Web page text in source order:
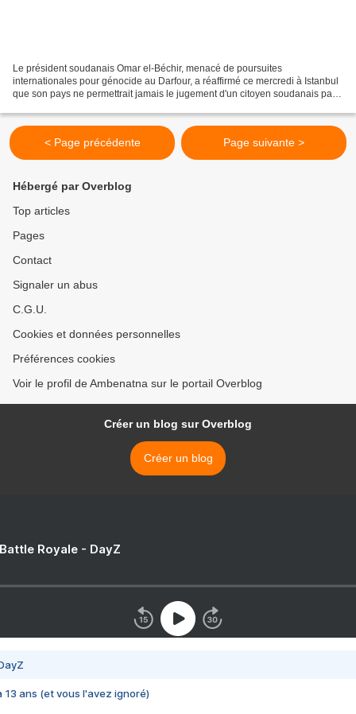
Le président soudanais Omar el-Béchir, menacé de poursuites
internationales pour génocide au Darfour, a réaffirmé ce mercredi à Istanbul
que son pays ne permettrait jamais le jugement d'un citoyen soudanais par
< Page précédente Page suivante >
Hébergé par Overblog
Top articles
Pages
Contact
Signaler un abus
C.G.U.
Cookies et données personnelles
Préférences cookies
Voir le profil de Ambenatna sur le portail Overblog
Créer un blog sur Overblog
Créer un blog
Royale - DayZ
13 ans (et vous l'avez ignoré)